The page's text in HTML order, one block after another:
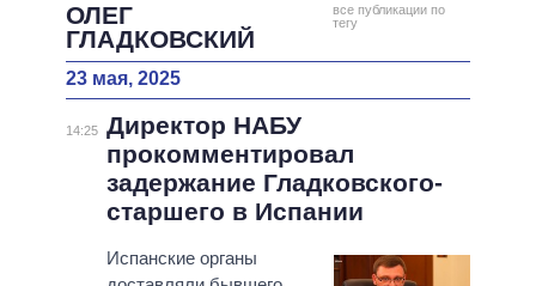
ЛЕНТА
СОБЫТИЯ
СТАТЬИ
МНЕНИЯ
ОБЗОРЫ
ПОЛИТИКА
ЭКОНОМИКА
ОБЩЕСТВО
ОБЕЩАНИЯ
ПОЛИТИКИ
ВСЕ ПОЛИТИКИ
ПРЕЗИДЕНТ И ОФИС
КАБИНЕТ МИНИСТРОВ
ИНФОГРАФИКА
ВИДЕО
ПОДДЕРЖАТЬ
ОЛЕГ
ГЛАДКОВСКИЙ
все публикации по
тегу
23 мая, 2025
14:25 Директор НАБУ
прокомментировал
задержание Гладковского-
старшего в Испании
Испанские органы